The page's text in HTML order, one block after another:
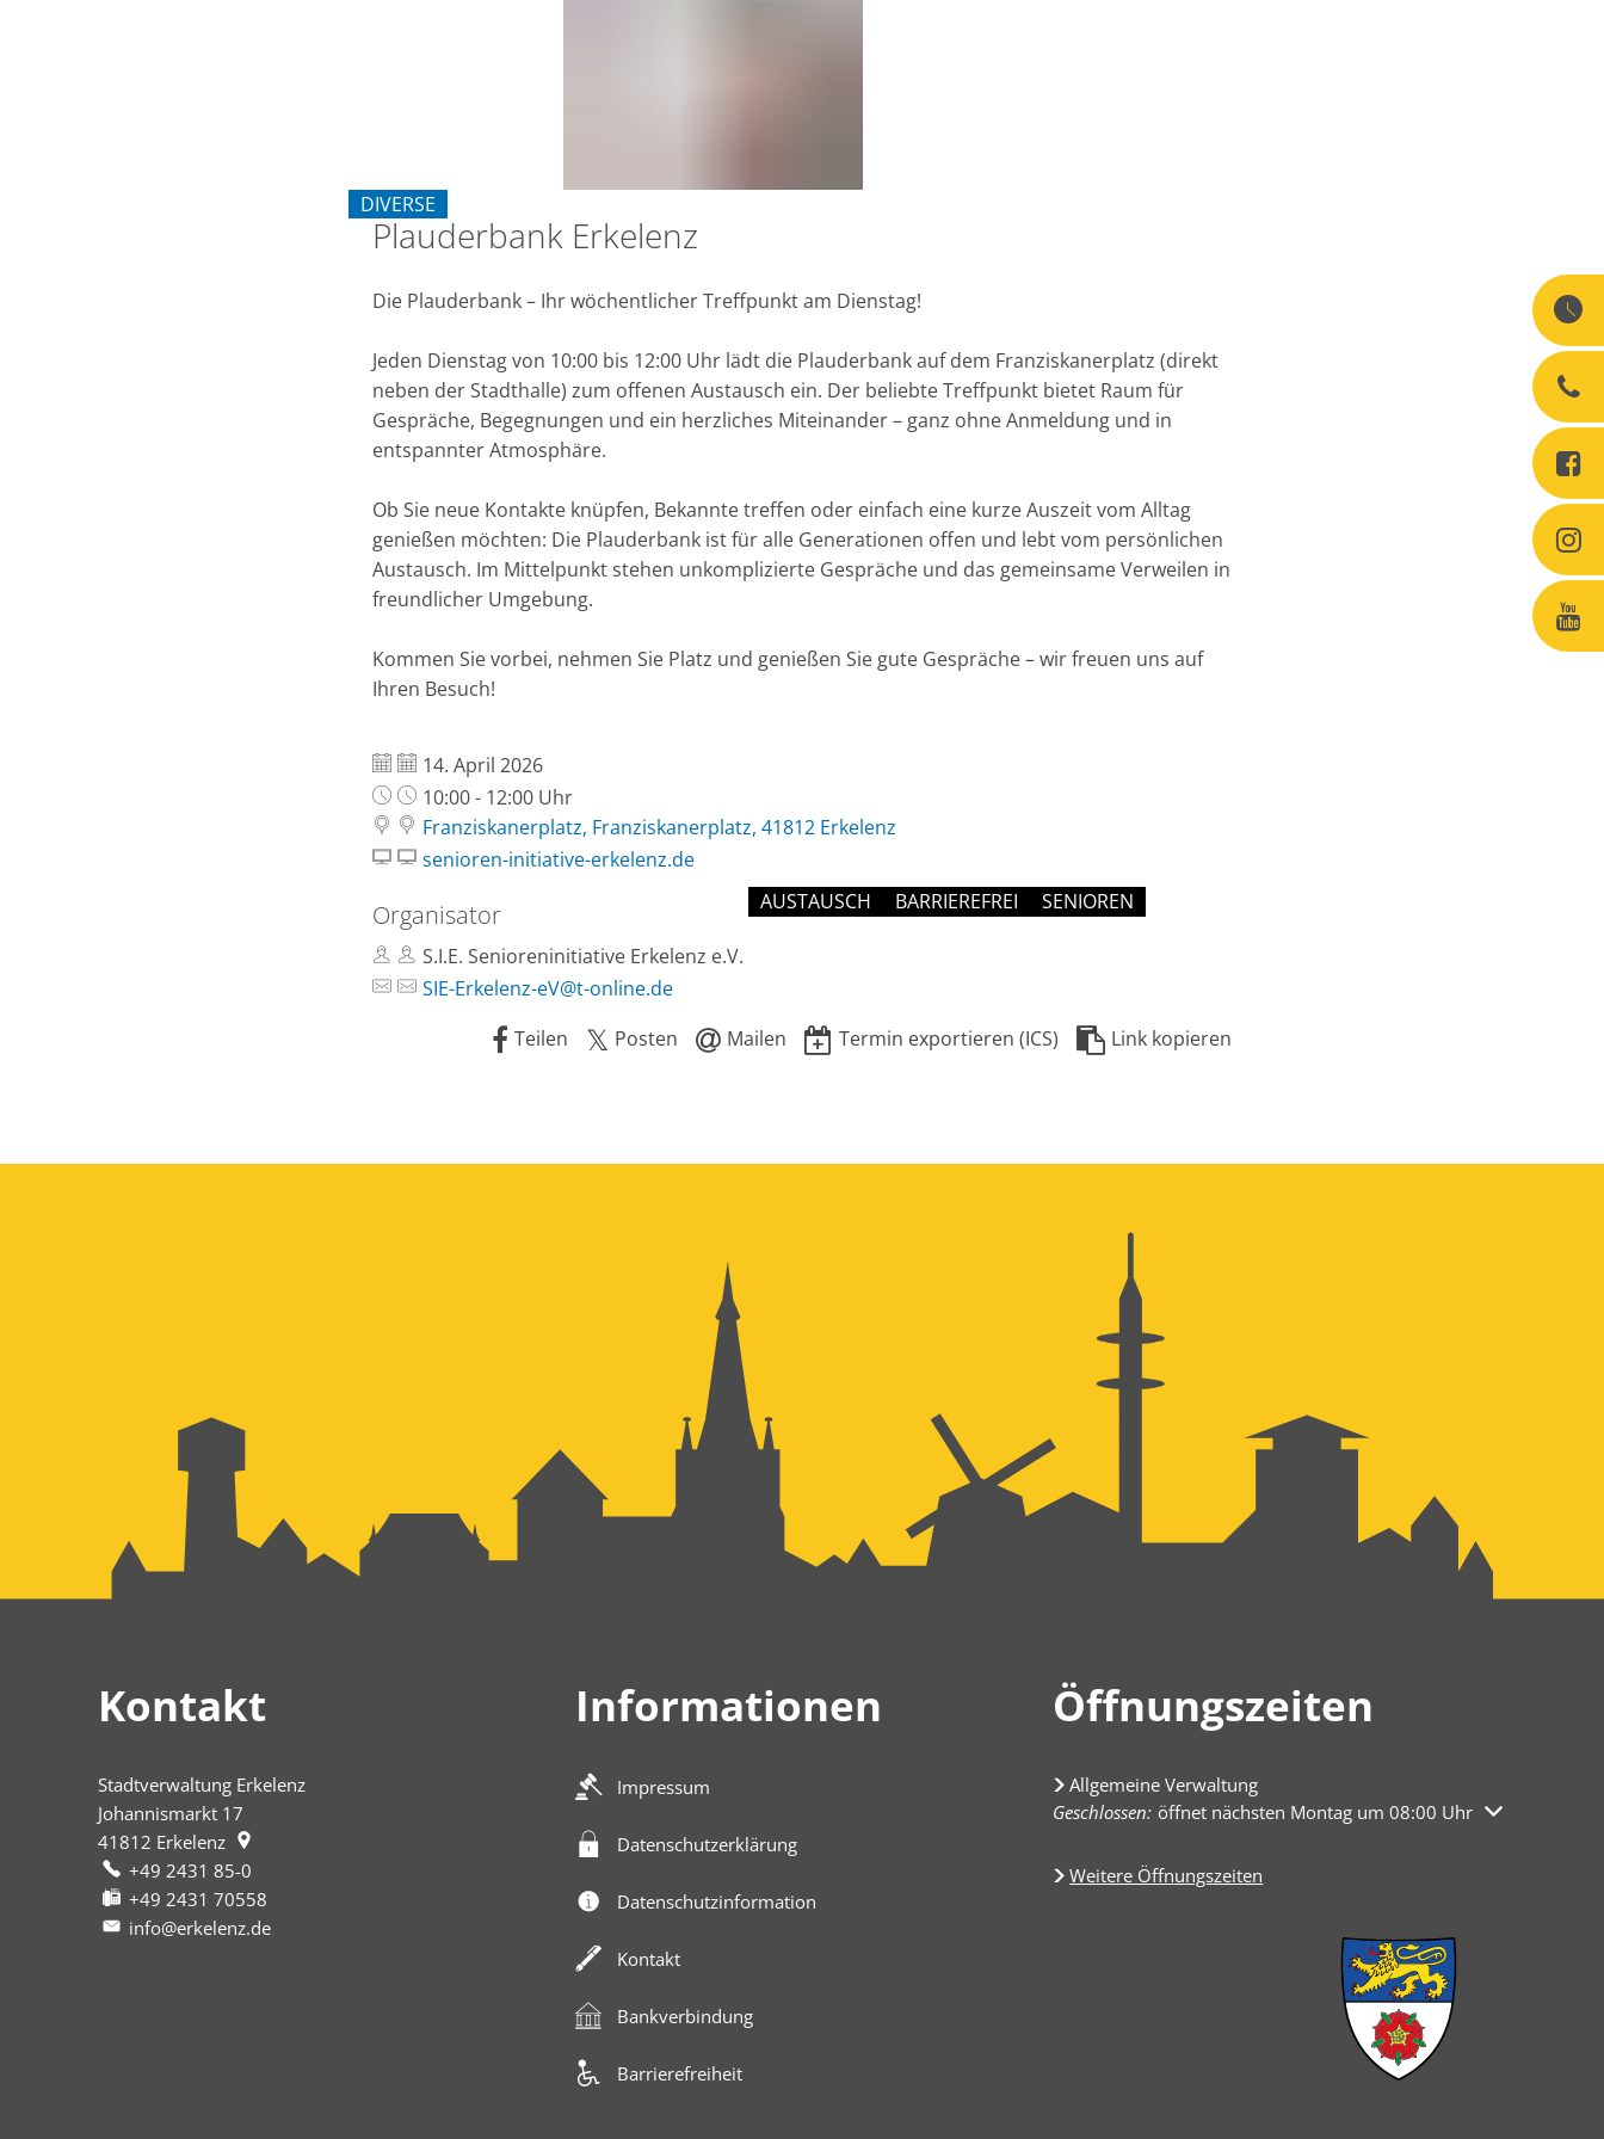
DIVERSE
KATEGORIE: DIVERSE
Plauderbank Erkelenz
Die Plauderbank – Ihr wöchentlicher Treffpunkt am Dienstag!
Jeden Dienstag von 10:00 bis 12:00 Uhr lädt die Plauderbank auf dem Franziskanerplatz (direkt
neben der Stadthalle) zum offenen Austausch ein. Der beliebte Treffpunkt bietet Raum für
Gespräche, Begegnungen und ein herzliches Miteinander – ganz ohne Anmeldung und in
entspannter Atmosphäre.
Ob Sie neue Kontakte knüpfen, Bekannte treffen oder einfach eine kurze Auszeit vom Alltag
genießen möchten: Die Plauderbank ist für alle Generationen offen und lebt vom persönlichen
Austausch. Im Mittelpunkt stehen unkomplizierte Gespräche und das gemeinsame Verweilen in
freundlicher Umgebung.
Kommen Sie vorbei, nehmen Sie Platz und genießen Sie gute Gespräche – wir freuen uns auf
Ihren Besuch!
Datum:
14. April 2026
Uhrzeit:
10:00 - 12:00 Uhr
Franziskanerplatz, Franziskanerplatz, 41812 Erkelenz
senioren-initiative-erkelenz.de
Organisator
S.I.E. Senioreninitiative Erkelenz e.V.
SIE-Erkelenz-eV@t-online.de
AUSTAUSCH BARRIEREFREI SENIOREN
Teilen Posten Mailen Termin exportieren (ICS) Link kopieren
Kontakt
Stadtverwaltung Erkelenz
Johannismarkt 17
41812 Erkelenz
+49 2431 85-0
+49 2431 70558
info@erkelenz.de
Informationen
Impressum
Datenschutzerklärung
Datenschutzinformation
Kontakt
Bankverbindung
Barrierefreiheit
Öffnungszeiten
Allgemeine Verwaltung
Klicken, um weitere Öffnungs- oder Schließzeiten auszublenden
Geschlossen: öffnet nächsten Montag um 08:00 Uhr
Weitere Öffnungszeiten